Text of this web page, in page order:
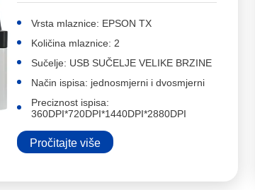
Vrsta mlaznice: EPSON TX
Količina mlaznice: 2
Sučelje: USB SUČELJE VELIKE BRZINE
Način ispisa: jednosmjerni i dvosmjerni
Preciznost ispisa:
360DPI*720DPI*1440DPI*2880DPI
Pročitajte više